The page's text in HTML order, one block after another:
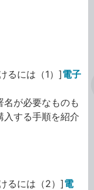
るには（1）]電子
が必要なものも
入する手順を紹介
るには（2）]電